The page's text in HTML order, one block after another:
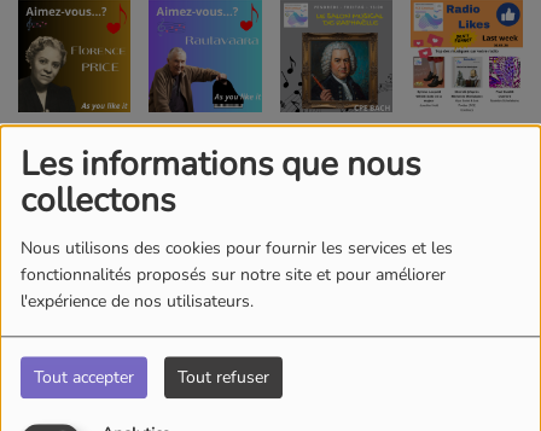
Les informations que nous
collectons
Nous utilisons des cookies pour fournir les services et les
fonctionnalités proposés sur notre site et pour améliorer
l'expérience de nos utilisateurs.
Tout accepter Tout refuser